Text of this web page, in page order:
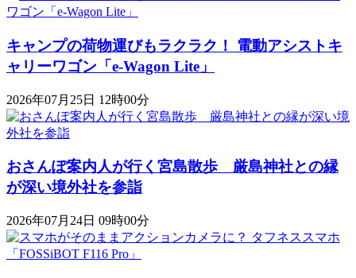
キャンプの荷物運びもラクラク！ 電動アシストキ
ャリーワゴン「​​e-Wagon Lite」
2026年07月25日 12時00分
おさんぽ案内人が行く宮島散歩 厳島神社との縁
が深い境外社を参詣
2026年07月24日 09時00分